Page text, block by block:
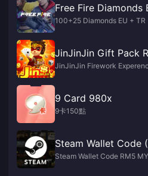
Free Fire Diamonds
100+25 Diamonds EU + TR
JinJinJin Gift Pack
JinJinJin Firework
9 Card 980x
9卡150點
Steam Wallet Code
Steam Wallet Code RM5 MY